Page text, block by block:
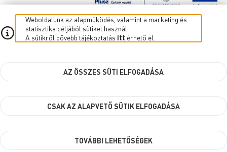
Weboldalunk az alapműködés, valamint a marketing és
statisztika céljából sütiket használ.
A sütikről bővebb tájékoztatás itt érhető el.
AZ ÖSSZES SÜTI ELFOGADÁSA
CSAK AZ ALAPVETŐ SÜTIK ELFOGADÁSA
TOVÁBBI LEHETŐSÉGEK